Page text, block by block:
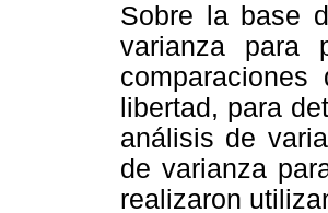
Sobre la base
varianza para
libertad, para
análisis de
de varianza
realizaron